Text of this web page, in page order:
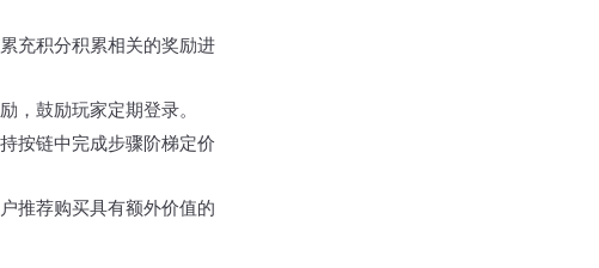
充积分积累相关的奖励进
，鼓励玩家定期登录。
按链中完成步骤阶梯定价
推荐购买具有额外价值的